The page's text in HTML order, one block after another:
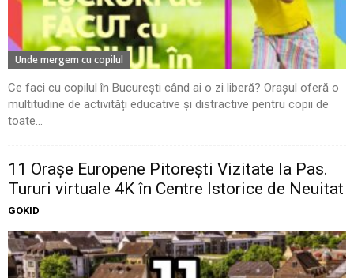
Unde mergem cu copilul
Ce faci cu copilul în București când ai o zi liberă? Orașul oferă o
multitudine de activități educative și distractive pentru copii de
toate...
11 Oraşe Europene Pitoreşti Vizitate la Pas.
Tururi virtuale 4K în Centre Istorice de Neuitat
GOKID